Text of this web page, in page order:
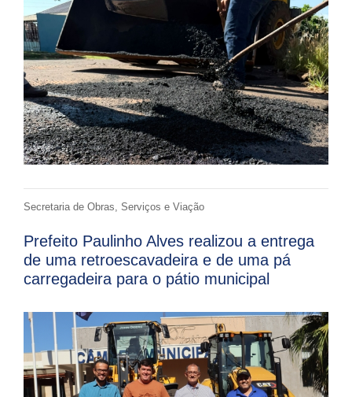
Secretaria de Obras, Serviços e Viação
Prefeito Paulinho Alves realizou a entrega
de uma retroescavadeira e de uma pá
carregadeira para o pátio municipal